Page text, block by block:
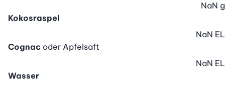
Kokosraspel
NaN g
Cognac oder Apfelsaft
NaN EL
Wasser
NaN EL